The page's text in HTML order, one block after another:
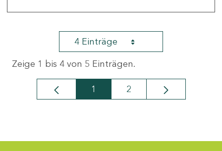
4 Einträge
Zeige 1 bis 4 von 5 Einträgen.
Seite
1 Seite
2